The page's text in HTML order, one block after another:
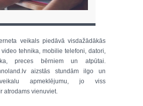
veikals piedāvā visdažādākās
tehnika, mobilie telefoni, datori,
preces bērniem un atpūtai.
aizstās stundām ilgo un
apmeklējumu, jo viss
atrodams vienuviet.